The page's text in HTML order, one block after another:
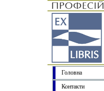
Головна
Контакти